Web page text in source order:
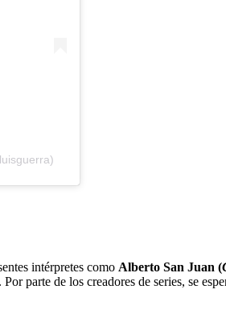
intérpretes como Alberto San Juan (
Por parte de los creadores de series, se